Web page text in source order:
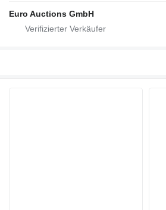
Euro Auctions GmbH